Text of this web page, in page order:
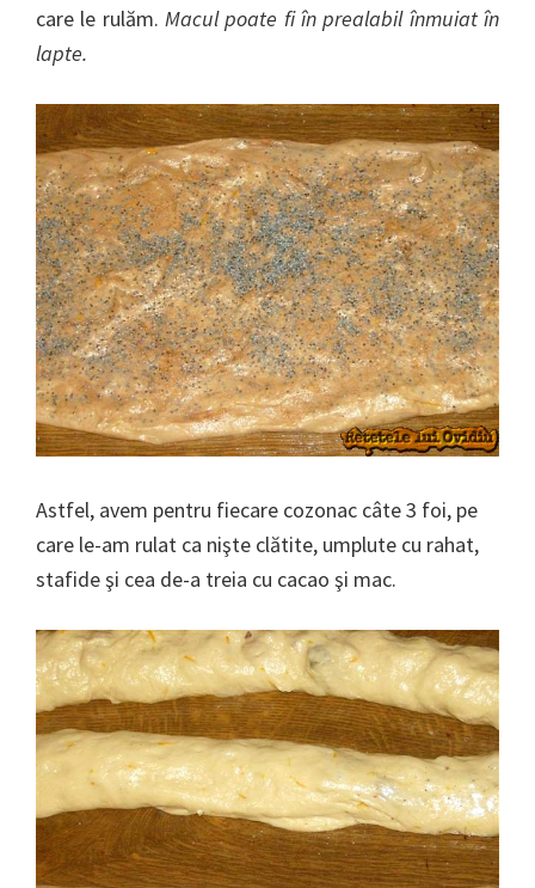
care le rulăm. Macul poate fi în prealabil înmuiat în
lapte.
Astfel, avem pentru fiecare cozonac câte 3 foi, pe
care le-am rulat ca nişte clătite, umplute cu rahat,
stafide şi cea de-a treia cu cacao şi mac.